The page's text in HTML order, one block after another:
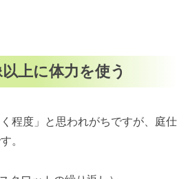
上に体力を使う
程度」と思われがちですが、庭仕
。